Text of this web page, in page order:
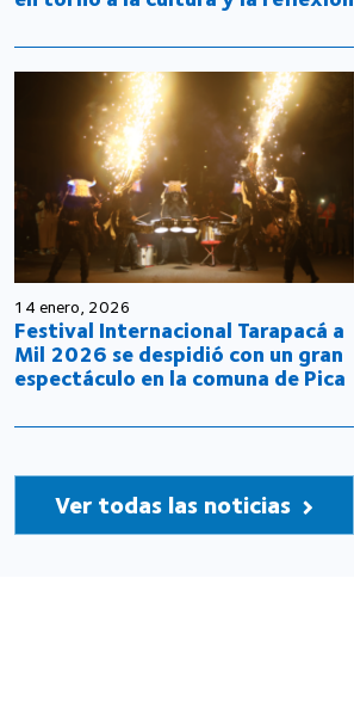
14 enero, 2026
Festival Internacional Tarapacá a
Mil 2026 se despidió con un gran
espectáculo en la comuna de Pica
Ver todas las noticias